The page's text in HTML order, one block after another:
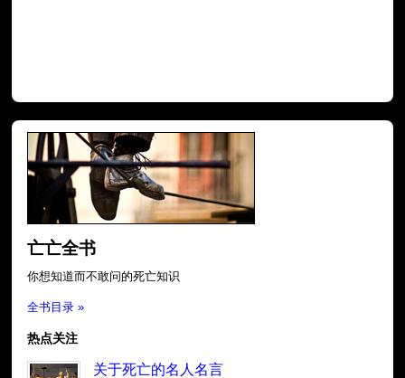
亡亡全书
你想知道而不敢问的死亡知识
全书目录 »
热点关注
关于死亡的名人名言